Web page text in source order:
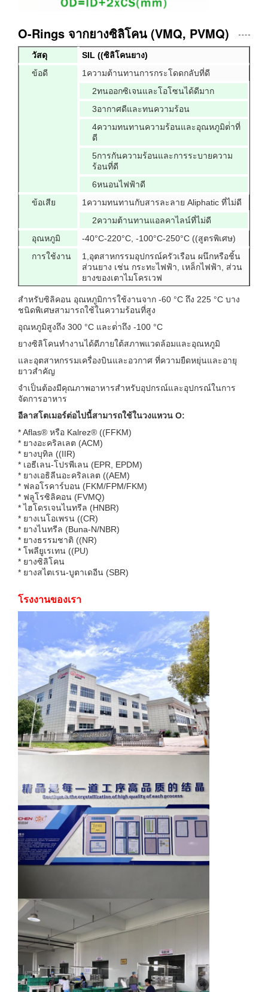
O-Rings จากยางซิลิโคน (VMQ, PVMQ)
วัสดุ
SIL ((ซิลิโคนยาง)
ข้อดี
1ความต้านทานการกระโดดกลับที่ดี
2ทนออกซิเจนและโอโซนได้ดีมาก
3อากาศดีและทนความร้อน
4ความทนทานความร้อนและอุณหภูมิต่ําที่
ดี
5การกันความร้อนและการระบายความ
ร้อนที่ดี
6หนอนไฟฟ้าดี
ข้อเสีย
1ความทนทานกับสารละลาย Aliphatic ที่ไม่ดี
2ความต้านทานแอลคาไลน์ที่ไม่ดี
อุณหภูมิ
-40°C-220°C, -100°C-250°C ((สูตรพิเศษ)
การใช้งาน
1,อุตสาหกรรมอุปกรณ์ครัวเรือน ผนึกหรือชิ้น
ส่วนยาง เช่น กระทะไฟฟ้า, เหล็กไฟฟ้า, ส่วน
ยางของเตาไมโครเวฟ
2ผนึกอุตสาหกรรมอิเล็กทรอนิกส์หรือชิ้น
ส่วนยาง เช่นกุญแจโทรศัพท์มือถือ, ช็อค
แพด DVD, ซีลเคเบิลสับปะกัน เป็นต้น
ชนิดบนผนึก เช่น กระป๋องน้ํา เครื่องระบาย
น้ํา
สําหรับซิลิคอน อุณหภูมิการใช้งานจาก -60 °C ถึง 225 °C บาง
ชนิดพิเศษสามารถใช้ในความร้อนที่สูง
อุณหภูมิสูงถึง 300 °C และต่ําถึง -100 °C
ยางซิลิโคนทํางานได้ดีภายใต้สภาพแวดล้อมและอุณหภูมิ
และอุตสาหกรรมเครื่องบินและอวกาศ ที่ความยืดหยุ่นและอายุ
ยาวสําคัญ
จําเป็นต้องมีคุณภาพอาหารสําหรับอุปกรณ์และอุปกรณ์ในการ
จัดการอาหาร
อีลาสโตเมอร์ต่อไปนี้สามารถใช้ในวงแหวน O:
* Aflas® หรือ Kalrez® ((FFKM)
* ยางอะคริลเลต (ACM)
* ยางบุทิล ((IIR)
* เอธีเลน-โปรพีเลน (EPR, EPDM)
* ยางเอธิลีนอะคริลเลต ((AEM)
* ฟลอโรคาร์บอน (FKM/FPM/FKM)
* ฟลูโรซิลิคอน (FVMQ)
* ไฮโดรเจนไนทรีล (HNBR)
* ยางเนโอเพรน ((CR)
* ยางไนทรีล (Buna-N/NBR)
* ยางธรรมชาติ ((NR)
* โพลียูเรเทน ((PU)
* ยางซิลิโคน
* ยางสไตเรน-บูตาเดอีน (SBR)
โรงงานของเรา